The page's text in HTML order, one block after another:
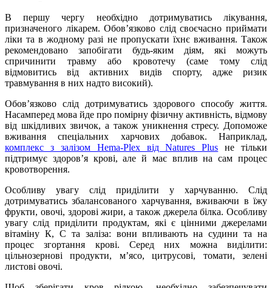
В першу чергу необхідно дотримуватись лікування,
призначеного лікарем. Обов’язково слід своєчасно приймати
ліки та в жодному разі не пропускати їхнє вживання. Також
рекомендовано запобігати будь-яким діям, які можуть
спричинити травму або кровотечу (саме тому слід
відмовитись від активних видів спорту, адже ризик
травмування в них надто високий).
Обов’язково слід дотримуватись здорового способу життя.
Насамперед мова йде про помірну фізичну активність, відмову
від шкідливих звичок, а також уникнення стресу. Допоможе
вживання спеціальних харчових добавок. Наприклад,
комплекс з залізом Hema-Plex від Natures Plus не тільки
підтримує здоров’я крові, але й має вплив на сам процес
кровотворення.
Особливу увагу слід приділити у харчуванню. Слід
дотримуватись збалансованого харчування, вживаючи в їжу
фрукти, овочі, здорові жири, а також джерела білка. Особливу
увагу слід приділити продуктам, які є цінними джерелами
вітаміну К, С та заліза: вони впливають на судини та на
процес згортання крові. Серед них можна виділити:
цільнозернові продукти, м’ясо, цитрусові, томати, зелені
листові овочі.